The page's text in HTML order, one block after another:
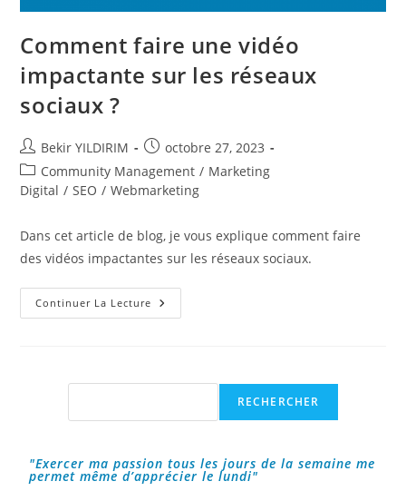
Comment faire une vidéo
impactante sur les réseaux
sociaux ?
Auteur/autrice
de
la
publication :
Bekir YILDIRIM
Publication
publiée :
octobre 27, 2023
Post
category:
Community Management / Marketing
Digital / SEO / Webmarketing
Dans cet article de blog, je vous explique comment faire
des vidéos impactantes sur les réseaux sociaux.
Continuer La Lecture Comment
Faire
?
RECHERCHER
"Exercer ma passion tous les jours de la semaine me
permet même d’apprécier le lundi"